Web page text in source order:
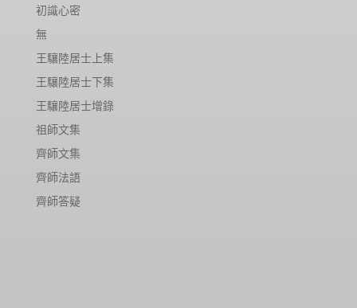
初識心密
無
王驤陸居士上集
王驤陸居士下集
王驤陸居士增錄
祖師文集
齊師文集
齊師法語
齊師答疑